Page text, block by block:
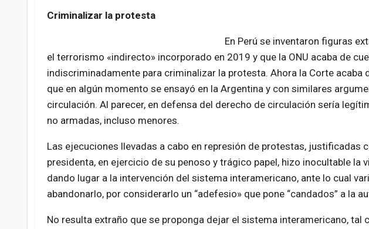
Criminalizar la protesta
En Perú se inventaron figuras
el terrorismo «indirecto» incorporado en 2019 y que la ONU acaba de
indiscriminadamente para criminalizar la protesta. Ahora la Corte acaba
que en algún momento se ensayó en la Argentina y con similares
circulación. Al parecer, en defensa del derecho de circulación sería
no armadas, incluso menores.
Las ejecuciones llevadas a cabo en represión de protestas, justificadas
presidenta, en ejercicio de su penoso y trágico papel, hizo inocultable la
dando lugar a la intervención del sistema interamericano, ante lo cual
abandonarlo, por considerarlo un “adefesio» que pone “candados” a la
No resulta extraño que se proponga dejar el sistema interamericano, tal